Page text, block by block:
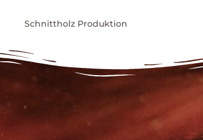
Schnittholz Produktion